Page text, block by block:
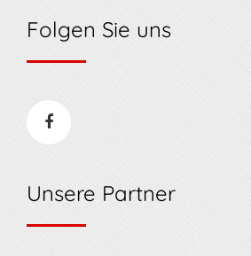
Folgen Sie uns
Unsere Partner